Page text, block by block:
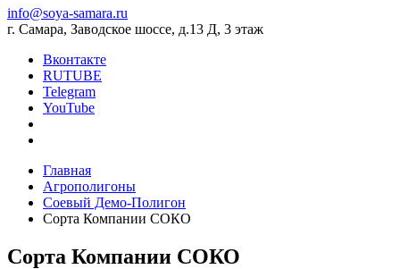
info@soya-samara.ru
г. Самара, Заводское шоссе, д.13 Д, 3 этаж
Вконтакте
RUTUBE
Telegram
YouTube
Главная
Агрополигоны
Соевый Демо-Полигон
Сорта Компании СОКО
Сорта Компании СОКО